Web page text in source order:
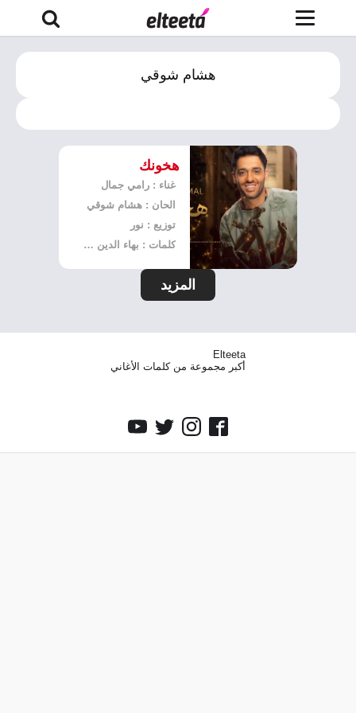
هشام شوقي
هخونك
غناء : رامي جمال
الحان : هشام شوقي
توزيع : نور
كلمات : بهاء الدين محمد
المزيد
Elteeta
أكبر مجموعة من كلمات الأغاني